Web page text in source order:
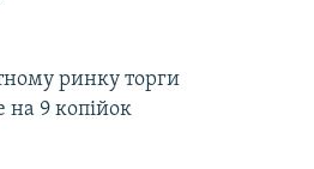
ринку торги
на 9 копійок